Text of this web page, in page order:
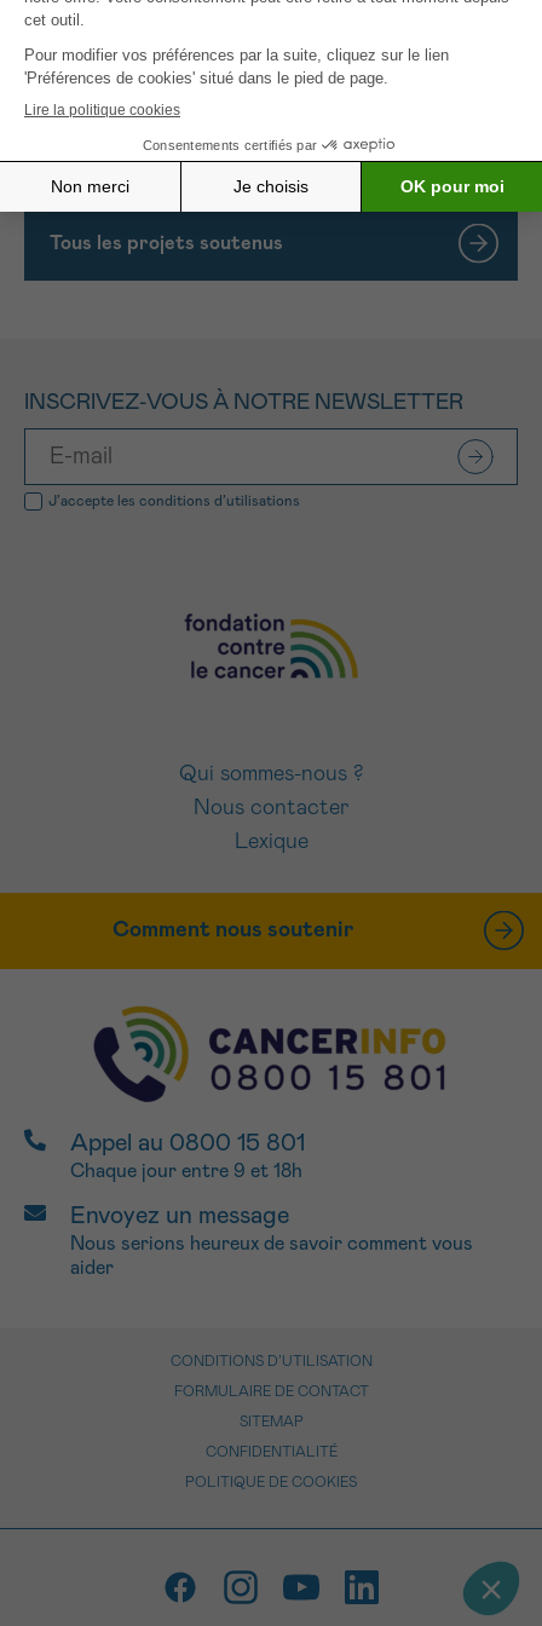
l’anxiété des patients. Avant le début de l’excursion,
le médecin procède également à un examen clinique
du patient et donne son accord pour que le patient
puisse venir, ce qui donne une certaine assurance.
Le bénévole est là pour soutenir l’aidant proche.
Tous les projets soutenus
INSCRIVEZ-VOUS À NOTRE NEWSLETTER
J’accepte les conditions d’utilisations
Qui sommes-nous ?
Nous contacter
Lexique
Comment nous soutenir
Appel au 0800 15 801
Chaque jour entre 9 et 18h
Envoyez un message
Nous serions heureux de savoir comment vous
aider
CONDITIONS D’UTILISATION
FORMULAIRE DE CONTACT
SITEMAP
CONFIDENTIALITÉ
POLITIQUE DE COOKIES